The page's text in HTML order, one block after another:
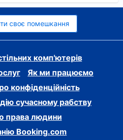
своє помешкання
комп'ютерів
Як ми працюємо
конфіденційність
сучасному рабству
права людини
Booking.com